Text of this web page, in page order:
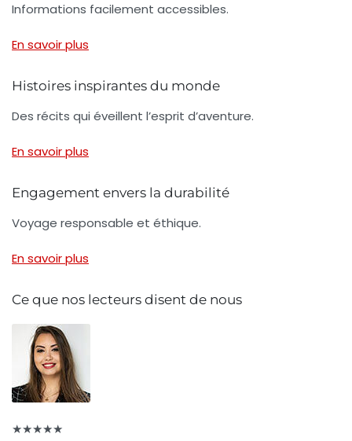
Informations facilement accessibles.
En savoir plus
Histoires inspirantes du monde
Des récits qui éveillent l’esprit d’aventure.
En savoir plus
Engagement envers la durabilité
Voyage responsable et éthique.
En savoir plus
Ce que nos lecteurs disent de nous
★★★★★